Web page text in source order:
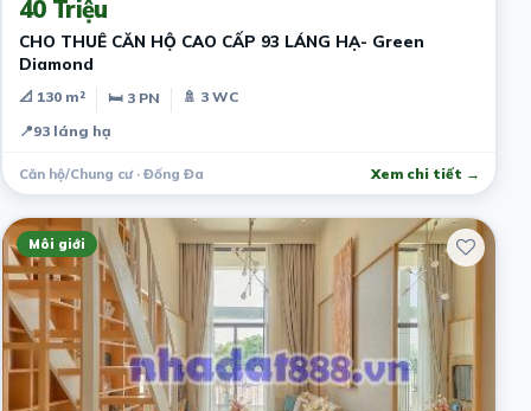
40 Triệu
CHO THUÊ CĂN HỘ CAO CẤP 93 LÁNG HẠ- Green
Diamond
📐 130 m² 🛏 3 PN
🚿 3 WC
📍93 láng hạ
Căn hộ/Chung cư · Đống Đa Xem chi tiết →
Môi giới